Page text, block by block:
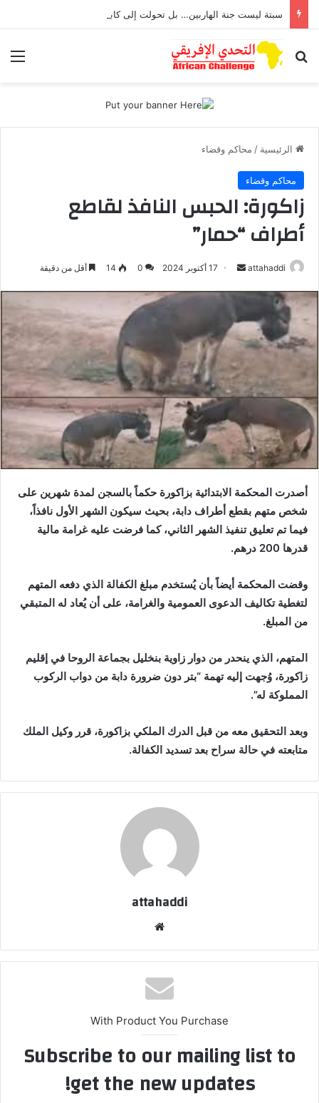
بحث عن
الرئيسية / محاكم وقضاء
محاكم وقضاء
زاكورة: الحبس النافذ لقاطع
أطراف “حمار”
attahaddi
أرسل
إلكترونيا
17 أكتوبر 2024 0
14 أقل من دقيقة
أصدرت المحكمة الابتدائية بزاكورة حكماً بالسجن لمدة شهرين على
شخص متهم بقطع أطراف دابة، بحيث سيكون الشهر الأول نافذاً،
فيما تم تعليق تنفيذ الشهر الثاني، كما فرضت عليه غرامة مالية
قدرها 200 درهم.
وقضت المحكمة أيضاً بأن يُستخدم مبلغ الكفالة الذي دفعه المتهم
لتغطية تكاليف الدعوى العمومية والغرامة، على أن يُعاد له المتبقي
من المبلغ.
المتهم، الذي ينحدر من دوار زاوية بنخليل بجماعة الروحا في إقليم
زاكورة، وُجهت إليه تهمة “بتر دون ضرورة دابة من دواب الركوب
المملوكة له”.
وبعد التحقيق معه من قبل الدرك الملكي بزاكورة، قرر وكيل الملك
متابعته في حالة سراح بعد تسديد الكفالة.
attahaddi
With Product You Purchase
Subscribe to our mailing list to
get the new updates!